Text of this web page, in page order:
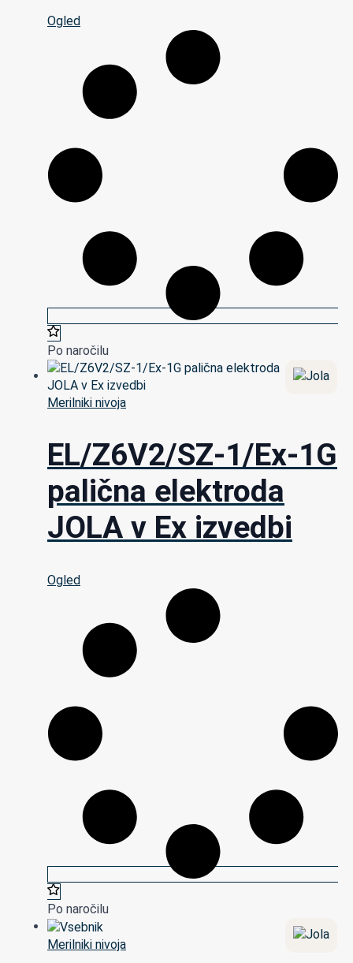
Ogled
Po naročilu
Merilniki nivoja
EL/Z6V2/SZ-1/Ex-1G
palična elektroda
JOLA v Ex izvedbi
Ogled
Po naročilu
Merilniki nivoja